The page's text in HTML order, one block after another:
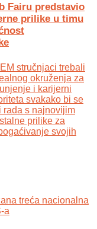
Fairu predstavio
prilike u timu
stručnjaci trebali
okruženja za
i karijerni
svakako bi se
rada s najnovijim
prilike za
svojih